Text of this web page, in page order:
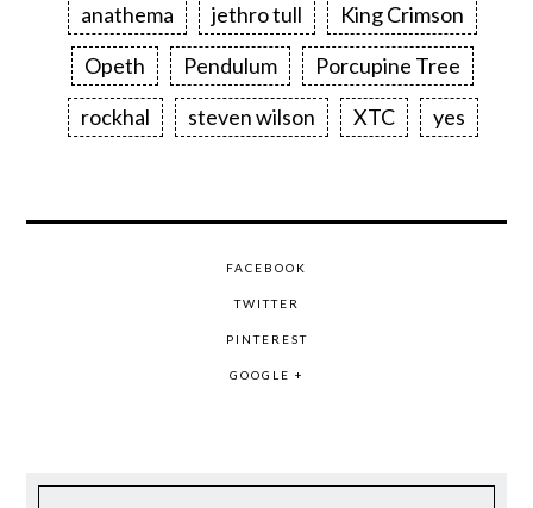
anathema jethro tull
King Crimson
Opeth
Pendulum
Porcupine Tree
rockhal
steven wilson XTC yes
FACEBOOK
TWITTER
PINTEREST
GOOGLE +